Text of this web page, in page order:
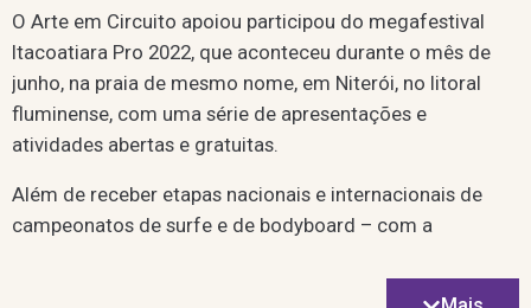
O Arte em Circuito apoiou participou do megafestival
Itacoatiara Pro 2022, que aconteceu durante o mês de
junho, na praia de mesmo nome, em Niterói, no litoral
fluminense, com uma série de apresentações e
atividades abertas e gratuitas.
Além de receber etapas nacionais e internacionais de
campeonatos de surfe e de bodyboard – com a